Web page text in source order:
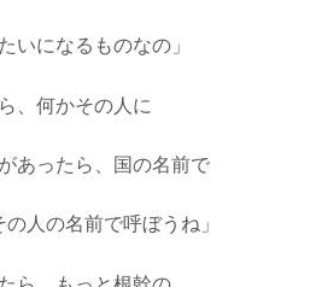
いになるものなの」
ら、何かその人に
あったら、国の名前で
人の名前で呼ぼうね」